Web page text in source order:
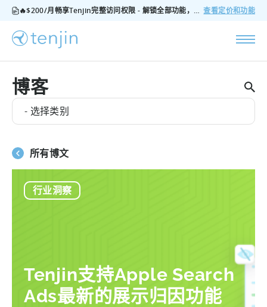
🔥$200/月畅享Tenjin完整访问权限 - 解锁全部功能，无隐藏费用，随时可取消 查看定价和功能
博客
- 选择类别
所有博文
行业洞察
Tenjin支持Apple Search
Ads最新的展示归因功能